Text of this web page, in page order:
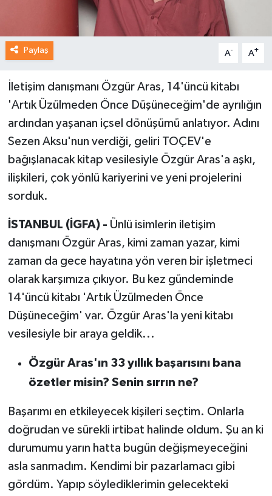
Paylaş A- A+
İletişim danışmanı Özgür Aras, 14'üncü kitabı
'Artık Üzülmeden Önce Düşüneceğim'de ayrılığın
ardından yaşanan içsel dönüşümü anlatıyor. Adını
Sezen Aksu'nun verdiği, geliri TOÇEV'e
bağışlanacak kitap vesilesiyle Özgür Aras'a aşkı,
ilişkileri, çok yönlü kariyerini ve yeni projelerini
sorduk.
İSTANBUL (İGFA) - Ünlü isimlerin iletişim
danışmanı Özgür Aras, kimi zaman yazar, kimi
zaman da gece hayatına yön veren bir işletmeci
olarak karşımıza çıkıyor. Bu kez gündeminde
14'üncü kitabı 'Artık Üzülmeden Önce
Düşüneceğim' var. Özgür Aras'la yeni kitabı
vesilesiyle bir araya geldik...
Özgür Aras'ın 33 yıllık başarısını bana
özetler misin? Senin sırrın ne?
Başarımı en etkileyecek kişileri seçtim. Onlarla
doğrudan ve sürekli irtibat halinde oldum. Şu an ki
durumumu yarın hatta bugün değişmeyeceğini
asla sanmadım. Kendimi bir pazarlamacı gibi
gördüm. Yapıp söylediklerimin gelecekteki